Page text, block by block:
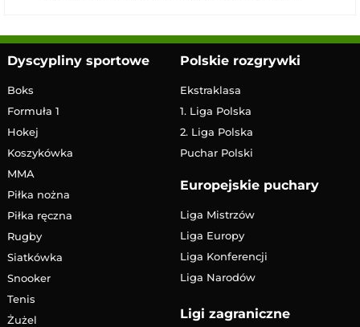
Dyscypliny sportowe
Boks
Formuła 1
Hokej
Koszykówka
MMA
Piłka nożna
Piłka ręczna
Rugby
Siatkówka
Snooker
Tenis
Żużel
Polskie rozgrywki
Ekstraklasa
1. Liga Polska
2. Liga Polska
Puchar Polski
Europejskie puchary
Liga Mistrzów
Liga Europy
Liga Konferencji
Liga Narodów
Ligi zagraniczne